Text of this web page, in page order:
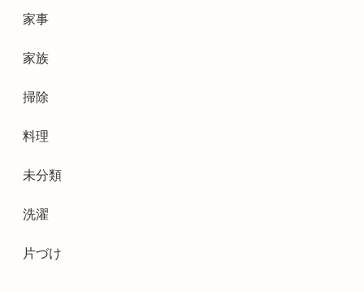
家事
家族
掃除
料理
未分類
洗濯
片づけ